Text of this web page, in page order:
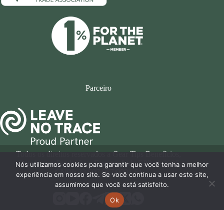
Parceiro
Todos os direitos reservados a Gear Tips Benefícios,
Comércio e Produção e Eventos Ltda EPP. © 2026
CNPJ: 33.597.967/0001-51
Nós utilizamos cookies para garantir que você tenha a melhor
experiência em nosso site. Se você continua a usar este site,
assumimos que você está satisfeito.
Ok